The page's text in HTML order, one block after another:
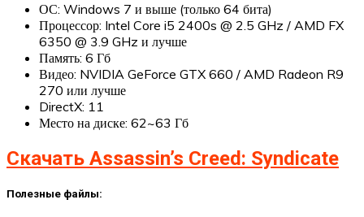
ОС: Windows 7 и выше (только 64 бита)
Процессор: Intel Core i5 2400s @ 2.5 GHz / AMD FX
6350 @ 3.9 GHz и лучше
Память: 6 Гб
Видео: NVIDIA GeForce GTX 660 / AMD Radeon R9
270 или лучше
DirectX: 11
Место на диске: 62~63 Гб
Скачать Assassin’s Creed: Syndicate
Полезные файлы: